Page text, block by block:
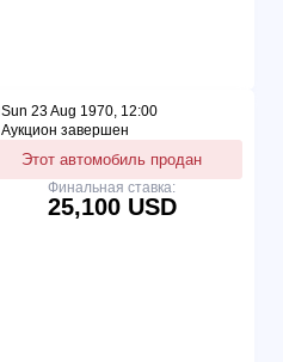
Sun 23 Aug 1970, 12:00
Аукцион завершен
Этот автомобиль продан
Финальная ставка:
25,100 USD